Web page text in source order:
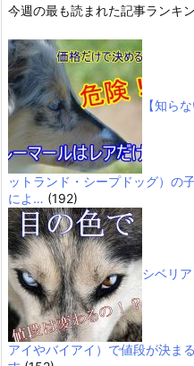
今週の最も読まれた記事ランキ
【知ら
ットランド・シープドッグ）の
によ… (192)
シベリ
アイやバイアイ）で値段が決ま